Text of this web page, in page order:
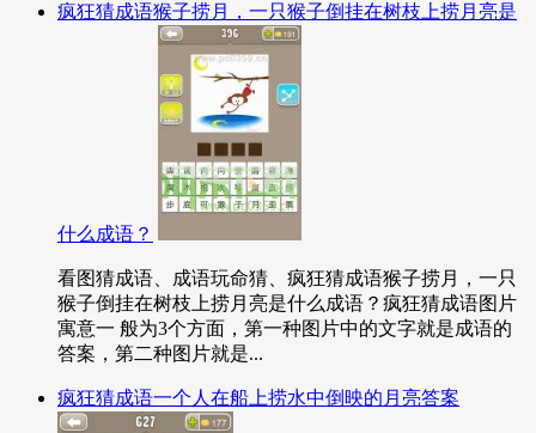
疯狂猜成语猴子捞月，一只猴子倒挂在树枝上捞月亮是
什么成语？
看图猜成语、成语玩命猜、疯狂猜成语猴子捞月，一只
猴子倒挂在树枝上捞月亮是什么成语？疯狂猜成语图片
寓意一 般为3个方面，第一种图片中的文字就是成语的
答案，第二种图片就是...
疯狂猜成语一个人在船上捞水中倒映的月亮答案